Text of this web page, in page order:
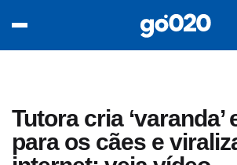
Tutora cria ‘varanda’
para os cães e
acontece agora
entretenimento
vídeos
pod020